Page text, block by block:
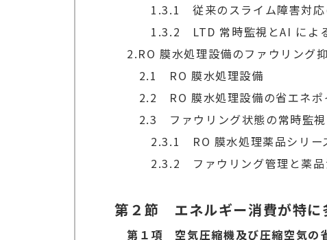
1.3.1 従来のスライム障害対応
1.3.2 LTD 常時監視とAI による冷
2.RO 膜水処理設備のファウリング
2.1 RO 膜水処理設備
2.2 RO 膜水処理設備の省エネポイ
2.3 ファウリング状態の常時監視と
2.3.1 RO 膜水処理薬品シリーズ（
2.3.2 ファウリング管理と薬品
第２節 エネルギー消費が特に
第１項 空気圧縮機及び圧縮空気の